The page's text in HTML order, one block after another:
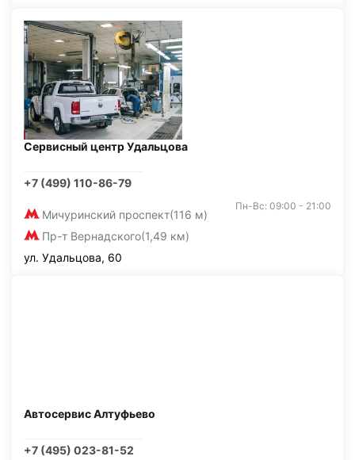
Сервисный центр Удальцова
+7 (499) 110-86-79
Мичуринский проспект(116 м)
Пр-т Вернадского(1,49 км)
Пн-Вс: 09:00 - 21:00
ул. Удальцова, 60
Автосервис Алтуфьево
+7 (495) 023-81-52